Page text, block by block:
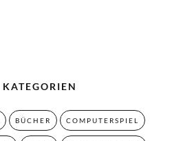
KATEGORIEN
BÜCHER COMPUTERSPIEL